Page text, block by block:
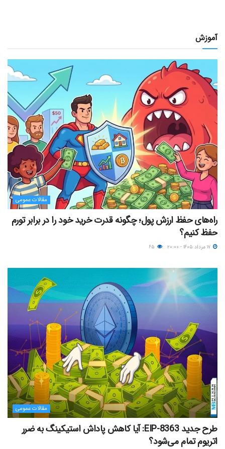
آموزش
مقالات عمومی
راه‌های حفظ ارزش پول؛ چگونه قدرت خرید خود را در برابر تورم
حفظ کنیم؟
مقالات عمومی
طرح جدید EIP-8363: آیا کاهش پاداش استیکینگ به ضرر
اتریوم تمام می‌شود؟